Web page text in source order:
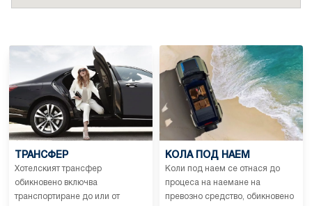
ТРАНСФЕР
Хотелският трансфер
обикновено включва
транспортиране до или от
КОЛА ПОД НАЕМ
Коли под наем се отнася до
процеса на наемане на
превозно средство, обикновено